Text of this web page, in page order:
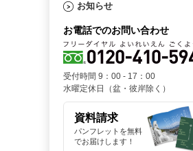
お知らせ
お電話でのお問い合わせ
受付時間 9：00 - 17：00
水曜定休日（盆・彼岸除く）
資料請求
パンフレットを無料
でお届けします！